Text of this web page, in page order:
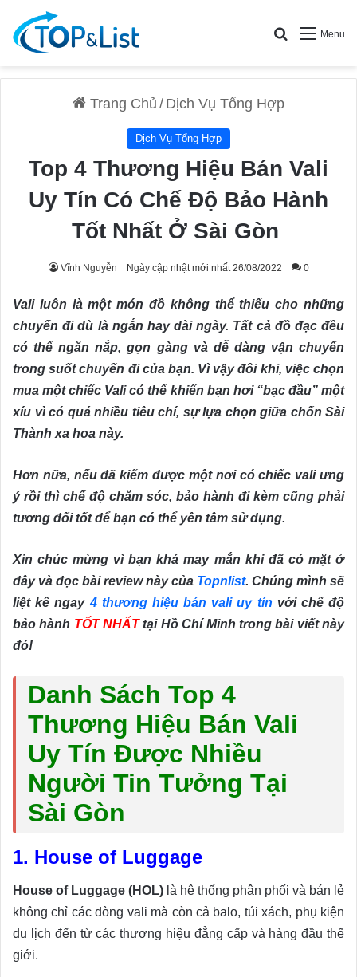
Menu
Search for
Trang Chủ / Dịch Vụ Tổng Hợp
Dịch Vụ Tổng Hợp
Top 4 Thương Hiệu Bán Vali
Uy Tín Có Chế Độ Bảo Hành
Tốt Nhất Ở Sài Gòn
Vĩnh Nguyễn Ngày cập nhật mới nhất 26/08/2022 0
Vali luôn là một món đồ không thể thiếu cho những
chuyến đi dù là ngắn hay dài ngày. Tất cả đồ đạc đều
có thể ngăn nắp, gọn gàng và dễ dàng vận chuyển
trong suốt chuyến đi của bạn. Vì vậy đôi khi, việc chọn
mua một chiếc Vali có thể khiến bạn hơi “bạc đầu” một
xíu vì có quá nhiều tiêu chí, sự lựa chọn giữa chốn Sài
Thành xa hoa này.
Hơn nữa, nếu đã kiếm được một nơi có chiếc vali ưng
ý rồi thì chế độ chăm sóc, bảo hành đi kèm cũng phải
tương đối tốt để bạn có thể yên tâm sử dụng.
Xin chúc mừng vì bạn khá may mắn khi đã có mặt ở
đây và đọc bài review này của Topnlist. Chúng mình sẽ
liệt kê ngay4 thương hiệu bán vali uy tín với chế độ
bảo hành TỐT NHẤTtại Hồ Chí Minh trong bài viết này
đó!
Danh Sách Top 4
Thương Hiệu Bán Vali
Uy Tín Được Nhiều
Người Tin Tưởng Tại
Sài Gòn
1. House of Luggage
House of Luggage (HOL) là hệ thống phân phối và bán lẻ
không chỉ các dòng vali mà còn cả balo, túi xách, phụ kiện
du lịch đến từ các thương hiệu đẳng cấp và hàng đầu thế
giới.